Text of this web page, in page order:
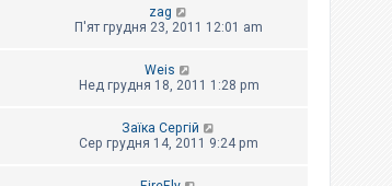
zag
П'ят грудня 23, 2011 12:01 am
Weis
Нед грудня 18, 2011 1:28 pm
Заїка Сергій
Сер грудня 14, 2011 9:24 pm